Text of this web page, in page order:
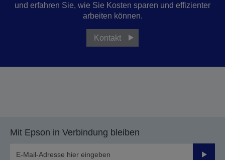
und erfahren Sie, wie Sie Kosten sparen und effizienter
arbeiten können.
Kontakt
Mit Epson in Verbindung bleiben